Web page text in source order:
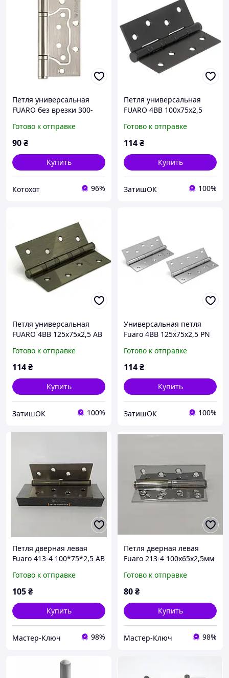
Петля универсальная
FUARO без врезки 300-
никель
Готово к отправке
90₴
Купить
Котохот 96%
Петля универсальная
FUARO 4BB 100x75x2,5
Готово к отправке
114₴
Купить
ЗатишОК 100%
Петля универсальная
FUARO 4BB 125x75x2,5 AB
Готово к отправке
114₴
Купить
ЗатишОК 100%
Универсальная петля
Fuaro 4BB 125x75x2,5 PN
Готово к отправке
114₴
Купить
ЗатишОК 100%
Петля дверная левая
Fuaro 413-4 100*75*2,5 АВ
Готово к отправке
105₴
Купить
Мастер-Ключ 98%
Петля дверная левая
Fuaro 213-4 100х65х2,5мм
Готово к отправке
80₴
Купить
Мастер-Ключ 98%